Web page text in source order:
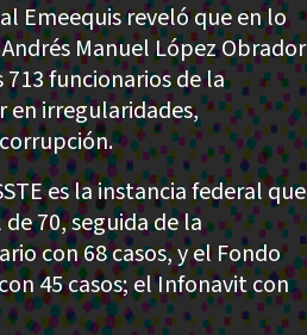
Emeequis reveló que en lo
Manuel López Obrador
funcionarios de la
irregularidades,
es la instancia federal que
70, seguida de la
con 68 casos, y el Fondo
45 casos; el Infonavit con